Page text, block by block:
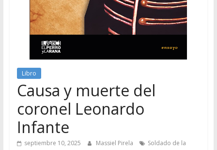
Libro
Causa y muerte del
coronel Leonardo
Infante
septiembre 10, 2025 Massiel Pirela
Soldado de la